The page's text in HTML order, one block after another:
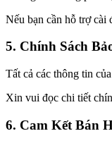
Nếu bạn cần hỗ trợ cài
5. Chính Sách
Tất cả các thông tin
Xin vui đọc chi tiết
6. Cam Kết Bán